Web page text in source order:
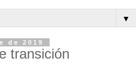
▼
de 2019
transición